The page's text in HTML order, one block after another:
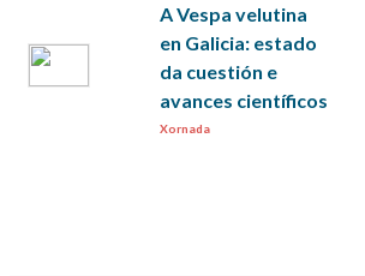
A Vespa velutina
en Galicia: estado
da cuestión e
avances científicos
Xornada